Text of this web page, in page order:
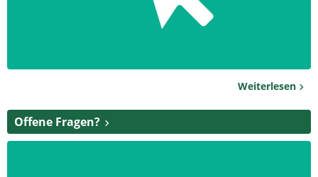
Weiterlesen
Offene Fragen?